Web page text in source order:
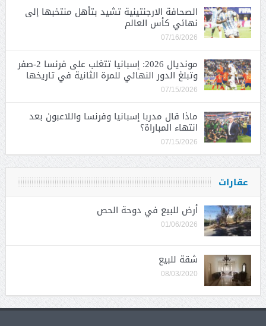
الصحافة الارجنتينية تشيد بتأهل منتخبها إلى
نهائي كأس العالم
07/16/2026
مونديال 2026: إسبانيا تتغلب على فرنسا 2-صفر
وتبلغ الدور النهائي للمرة الثانية في تاريخها
07/15/2026
ماذا قال مدربا إسبانيا وفرنسا واللاعبون بعد
انتهاء المباراة؟
07/15/2026
عقارات
أرض للبيع في دوحة الحص
01/06/2026
شقة للبيع
08/03/2020